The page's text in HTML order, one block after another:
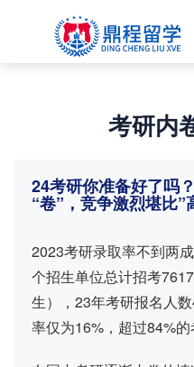
公费硕士 免试直读
考研内
24考研你准备好了吗
“卷”，竞争激烈堪比”
2023考研录取率不到两
个招生单位总计招考
生），23年考研报名人
率仅为16%，超过84%的